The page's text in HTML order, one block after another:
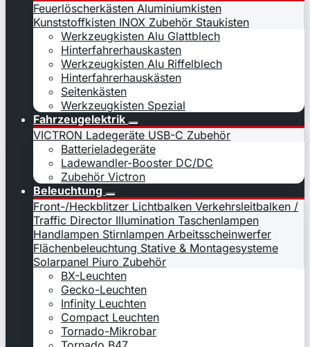
Feuerlöscherkästen Aluminiumkisten
Kunststoffkisten INOX Zubehör Staukisten
Werkzeugkisten Alu Glattblech
Hinterfahrerhauskasten
Werkzeugkisten Alu Riffelblech
Hinterfahrerhauskästen
Seitenkästen
Werkzeugkisten Spezial
Fahrzeugelektrik
VICTRON Ladegeräte USB-C Zubehör
Batterieladegeräte
Ladewandler-Booster DC/DC
Zubehör Victron
Beleuchtung
Front-/Heckblitzer Lichtbalken Verkehrsleitbalken /
Traffic Director Illumination Taschenlampen
Handlampen Stirnlampen Arbeitsscheinwerfer
Flächenbeleuchtung Stative & Montagesysteme
Solarpanel Piuro Zubehör
BX-Leuchten
Gecko-Leuchten
Infinity Leuchten
Compact Leuchten
Tornado-Mikrobar